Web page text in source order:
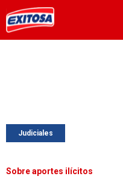
Judiciales
Sobre aportes ilícitos